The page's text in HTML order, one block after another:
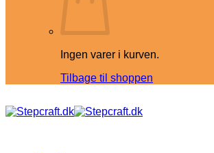
Ingen varer i kurven.
Tilbage til shoppen